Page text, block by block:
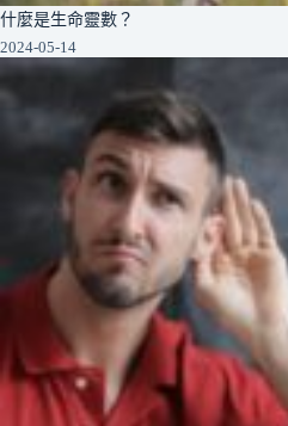
什麼是生命靈數？
2024-05-14